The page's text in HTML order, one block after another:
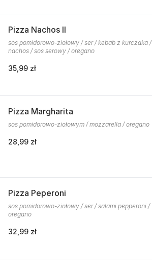
Pizza Nachos II
sos pomidorowo-ziołowy / ser / kebab z kurczaka /
nachos / sos serowy / oregano
35,99 zł
Pizza Margharita
sos pomidorowo-ziołowym / mozzarella / oregano
28,99 zł
Pizza Peperoni
sos pomidorowo-ziołowy / ser / salami pepperoni /
oregano
32,99 zł